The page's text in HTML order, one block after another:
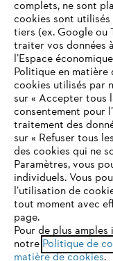
L'Entreprise
STIHL FAQ
Contact
Politique de
Mentions légales
VOTRE
N'EST
Vous utilisez un
en charge, et
peuvent fonctionner
optimale de notre
l'un des navigateurs
complets, ne sont
cookies sont utilisés
tiers (ex. Google ou
traiter vos données
l’Espace
Politique en matière
cookies utilisés par
sur « Accepter tous
consentement pour
traitement des
sur « Refuser tous
des cookies qui ne
Paramètres, vous
individuels. Vous
l’utilisation de
tout moment avec
page.
Pour de plus
notre Politique de
matière de cookies.